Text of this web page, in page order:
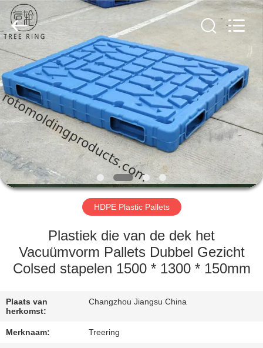
HUIS
PRODUCTEN
VIDEOS
ONGEVEER
ONS
FABRIEKSREIS
KWALITEITSCONTROLE
CONTACTEER
Treering
Plastics
CO.,
All
Rights
HDPE Plastic Pallets
Plastiek die van de dek het
Vacuümvorm Pallets Dubbel Gezicht
Colsed stapelen 1500 * 1300 * 150mm
Plaats van
herkomst:
Changzhou Jiangsu China
Merknaam: Treering